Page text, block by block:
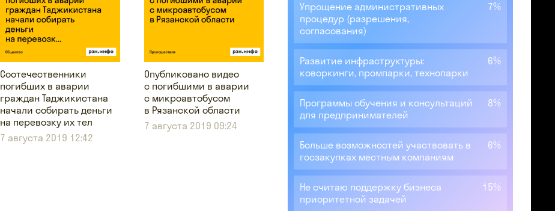
Соотечественники
погибших в аварии
граждан Таджикистана
начали собирать деньги
на перевозку их тел
7 августа 2019 12:42
Опубликовано видео
с погибшими в аварии
с микроавтобусом
в Рязанской области
7 августа 2019 09:24
Упрощение административных
процедур (разрешения,
согласования)
7%
Развитие инфраструктуры:
коворкинги, промпарки, технопарки
6%
Программы обучения и консультаций
для предпринимателей
8%
Больше возможностей участвовать в
госзакупках местным компаниям
6%
Не считаю поддержку бизнеса
приоритетной задачей
15%